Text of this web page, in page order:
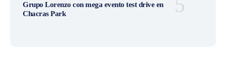
Grupo Lorenzo con mega evento test drive en
Chacras Park